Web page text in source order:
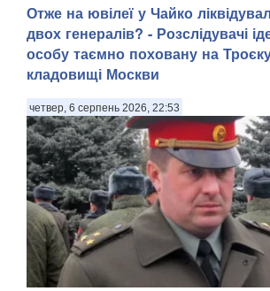
Отже на ювілеї у Чайко
двох генералів? - Розслідувачі
особу таємно поховану на
кладовищі Москви
четвер, 6 серпень 2026, 22:53